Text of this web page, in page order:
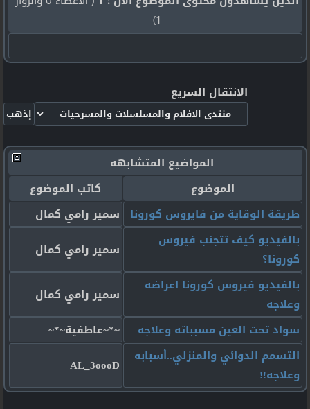
1)
الانتقال السريع
المواضيع المتشابهه
الموضوع
كاتب الموضوع
طريقة الوقاية من فايروس كورونا
سمير رامي كمال
بالفيديو كيف تتجنب فيروس
كورونا؟
سمير رامي كمال
بالفيديو فيروس كورونا اعراضه
وعلاجه
سمير رامي كمال
سواد تحت العين مسبباته وعلاجه
~*~عاطفية~*~
التسمم الدوائي والمنزلي..أسبابه
وعلاجه!!
AL_3oooD